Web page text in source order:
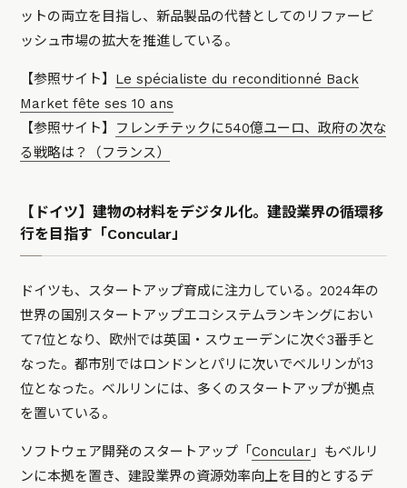
ットの両立を目指し、新品製品の代替としてのリファービ
ッシュ市場の拡大を推進している。
【参照サイト】 Le spécialiste du reconditionné Back
Market fête ses 10 ans
【参照サイト】 フレンチテックに540億ユーロ、政府の次な
る戦略は？（フランス）
【ドイツ】建物の材料をデジタル化。建設業界の循環移
行を目指す「Concular」
ドイツも、スタートアップ育成に注力している。2024年の
世界の国別スタートアップエコシステムランキングにおい
て7位となり、欧州では英国・スウェーデンに次ぐ3番手と
なった。都市別ではロンドンとパリに次いでベルリンが13
位となった。ベルリンには、多くのスタートアップが拠点
を置いている。
ソフトウェア開発のスタートアップ「Concular 」もベルリ
ンに本拠を置き、建設業界の資源効率向上を目的とするデ